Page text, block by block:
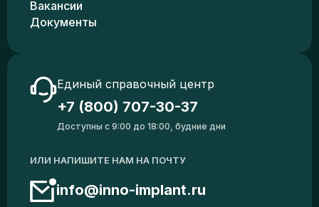
Вакансии
Документы
Единый справочный центр
+7 (800) 707-30-37
Доступны с 9:00 до 18:00, будние дни
ИЛИ НАПИШИТЕ НАМ НА ПОЧТУ
info@inno-implant.ru